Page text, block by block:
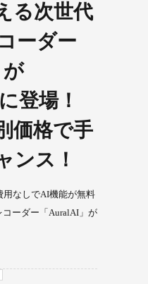
る次世代
ーダー
が
登場！
価格で手
ンス！
用なしでAI機能が無料
ーダー「AuralAI」が